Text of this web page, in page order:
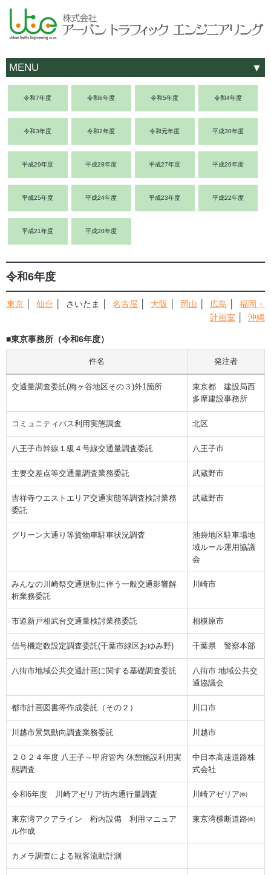
MENU
令和7年度 令和6年度 令和5年度 令和4年度
令和3年度 令和2年度 令和元年度 平成30年度
平成29年度 平成28年度 平成27年度 平成26年度
平成25年度 平成24年度 平成23年度 平成22年度
平成21年度 平成20年度
令和6年度
東京 仙台 │ さいたま │ 名古屋 大阪 岡山 広島
福岡・
計画室
沖縄
■東京事務所（令和6年度）
件名 発注者
交通量調査委託(梅ヶ谷地区その３)外1箇所
東京都 建設局西
多摩建設事務所
コミュニティバス利用実態調査 北区
八王子市幹線１級４号線交通量調査委託 八王子市
主要交差点等交通量調査業務委託 武蔵野市
吉祥寺ウエストエリア交通実態等調査検討業務
委託
武蔵野市
グリーン大通り等貨物車駐車状況調査
池袋地区駐車場地
域ルール運用協議
会
みんなの川崎祭交通規制に伴う一般交通影響解
析業務委託
川崎市
市道新戸相武台交通量検討業務委託 相模原市
信号機定数設定調査委託(千葉市緑区おゆみ野) 千葉県 警察本部
八街市地域公共交通計画に関する基礎調査委託
八街市 地域公共交
通協議会
都市計画図書等作成委託（その２） 川口市
川越市景気動向調査業務委託 川越市
２０２４年度 八王子～甲府管内 休憩施設利用実
態調査
中日本高速道路株
式会社
令和6年度 川崎アゼリア街内通行量調査 川崎アゼリア㈱
東京湾アクアライン 桁内設備 利用マニュア
ル作成
東京湾横断道路㈱
カメラ調査による観客流動計測